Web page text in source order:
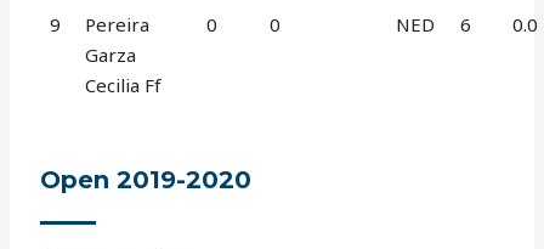
9
Pereira
Garza
Cecilia Ff
0 0 NED 6 0.0
Open 2019-2020